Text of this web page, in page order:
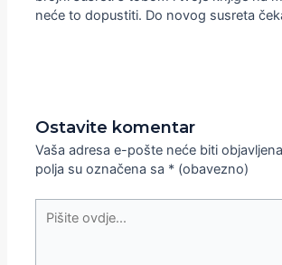
neće to dopustiti. Do novog susreta
Ostavite komentar
Vaša adresa e-pošte neće biti
polja su označena sa * (obavezno)
ovdje...